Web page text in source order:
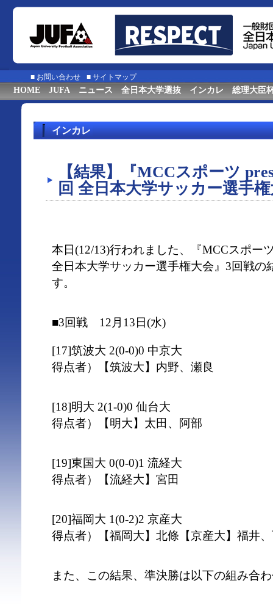
■ お問い合わせ ■ サイトマップ
HOME JUFA ニュース 全日本大学選抜 インカレ 総理大臣
インカレ
【結果】『MCCスポーツ
回 全日本大学サッカー選手
本日(12/13)行われました、『MCCスポー
全日本大学サッカー選手権大会』3回戦の
す。
■3回戦 12月13日(水)
[17]筑波大 2(0-0)0 中京大
得点者）【筑波大】内野、瀬良
[18]明大 2(1-0)0 仙台大
得点者）【明大】太田、阿部
[19]東国大 0(0-0)1 流経大
得点者）【流経大】宮田
[20]福岡大 1(0-2)2 京産大
得点者）【福岡大】北條【京産大】福井
また、この結果、準決勝は以下の組み合